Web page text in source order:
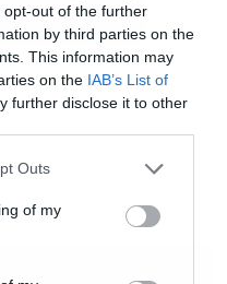
out of the further
by third parties on the
This information may
on the IAB’s List of
further disclose it to other
one or more Google
You may click to
its third-party tags to
in below Google
Outs
of my
Η αλήθεια είναι ότι
μόνες τους προς την
πάνε, επομένως
στιγμή που
συμφωνούμε
το πώς ακούμε και
που γράφουμε.